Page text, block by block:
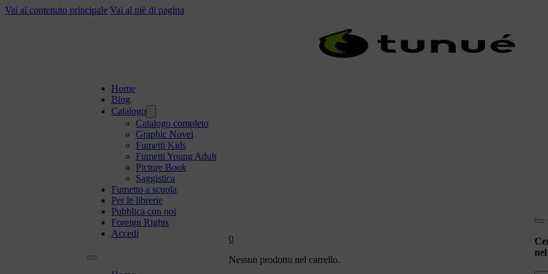
Vai al contenuto principale Vai al piè di pagina
Home
Blog
Catalogo
Catalogo completo
Graphic Novel
Fumetti Kids
Fumetti Young Adult
Picture Book
Saggistica
Fumetto a scuola
Per le librerie
Pubblica con noi
Foreign Rights
Accedi
0
Nessun prodotto nel carrello.